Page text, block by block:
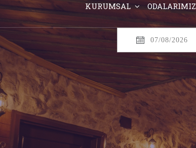
KURUMSAL ODALARIMIZ